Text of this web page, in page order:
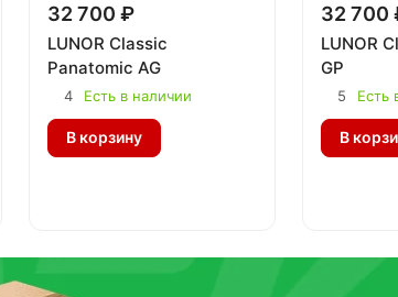
32 700 ₽
LUNOR Classic
Panatomic AG
4 Есть в наличии
В корзину
32 700
LUNOR
GP
5 Есть
В